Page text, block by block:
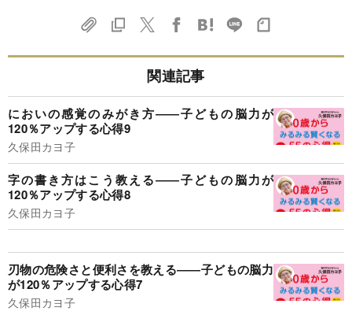
関連記事
においの感覚のみがき方――子どもの脳力が
120％アップする心得9
久保田カヨ子
字の書き方はこう教える――子どもの脳力が
120％アップする心得8
久保田カヨ子
刃物の危険さと便利さを教える――子どもの脳力
が120％アップする心得7
久保田カヨ子